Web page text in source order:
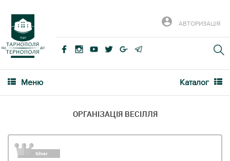
АВТОРИЗАЦІЯ
Меню Каталог
ОРГАНІЗАЦІЯ ВЕСІЛЛЯ